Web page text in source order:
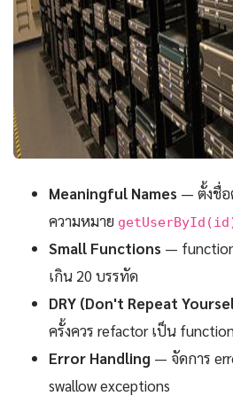
Meaningful Names — ตั้งชื่
ความหมาย
Small Functions —
เกิน 20 บรรทัด
DRY (Don't Repeat
ครั้งควร refactor เป็น
Error Handling — จัดการ
swallow exceptions